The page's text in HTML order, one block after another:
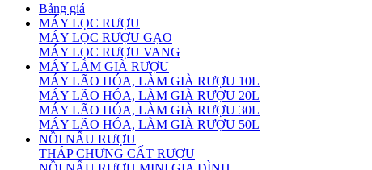
Bảng giá
MÁY LỌC RƯỢU
MÁY LỌC RƯỢU GẠO
MÁY LỌC RƯỢU VANG
MÁY LÀM GIÀ RƯỢU
MÁY LÃO HÓA, LÀM GIÀ RƯỢU 10L
MÁY LÃO HÓA, LÀM GIÀ RƯỢU 20L
MÁY LÃO HÓA, LÀM GIÀ RƯỢU 30L
MÁY LÃO HÓA, LÀM GIÀ RƯỢU 50L
NỒI NẤU RƯỢU
THÁP CHƯNG CẤT RƯỢU